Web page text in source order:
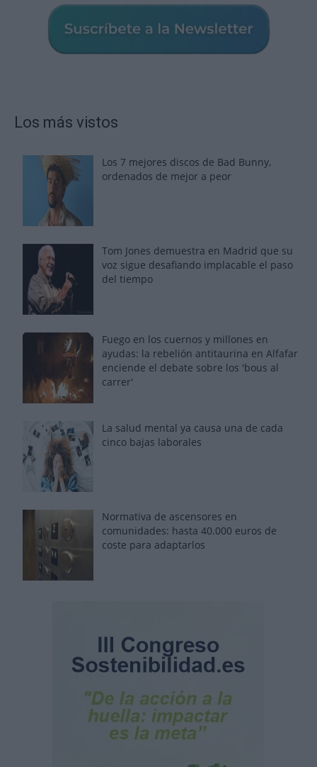
Los más vistos
Los 7 mejores discos de Bad Bunny,
ordenados de mejor a peor
Tom Jones demuestra en Madrid que su
voz sigue desafiando implacable el paso
del tiempo
Fuego en los cuernos y millones en
ayudas: la rebelión antitaurina en Alfafar
enciende el debate sobre los 'bous al
carrer'
La salud mental ya causa una de cada
cinco bajas laborales
Normativa de ascensores en
comunidades: hasta 40.000 euros de
coste para adaptarlos